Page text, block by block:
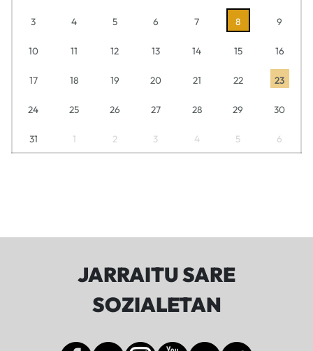
3 4 5 6 7 8 9
10 11 12 13 14 15 16
17 18 19 20 21 22 23
24 25 26 27 28 29 30
31 1 2 3 4 5 6
JARRAITU SARE
SOZIALETAN